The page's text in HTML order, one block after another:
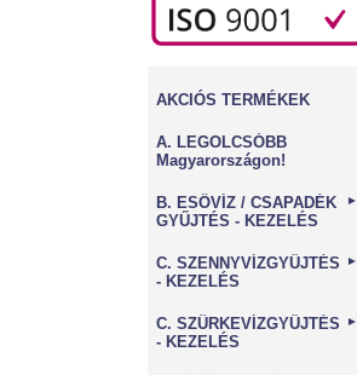
AKCIÓS TERMÉKEK
A. LEGOLCSÓBB
Magyarországon!
B. ESŐVÍZ / CSAPADÉK
GYŰJTÉS - KEZELÉS
►
C. SZENNYVÍZGYŰJTÉS
- KEZELÉS
►
C. SZÜRKEVÍZGYŰJTÉS
- KEZELÉS
►